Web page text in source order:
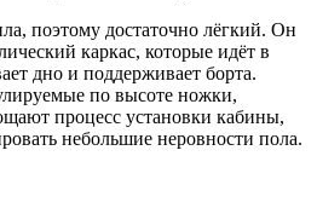
поэтому достаточно лёгкий. Он
каркас, которые идёт в
дно и поддерживает борта.
по высоте ножки,
процесс установки кабины,
небольшие неровности пола.